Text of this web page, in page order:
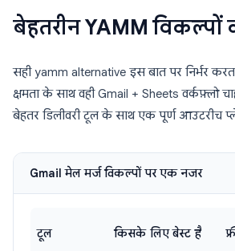
बेहतरीन YAMM विकल्पों
सही yamm alternative इस बात पर निर्भर
क्षमता के साथ वही Gmail + Sheets वर्कफ़्लो
बेहतर डिलीवरी टूल के साथ एक पूर्ण आउटरीच
Gmail मेल मर्ज विकल्पों पर एक नजर
टूल किसके लिए बेस्ट है